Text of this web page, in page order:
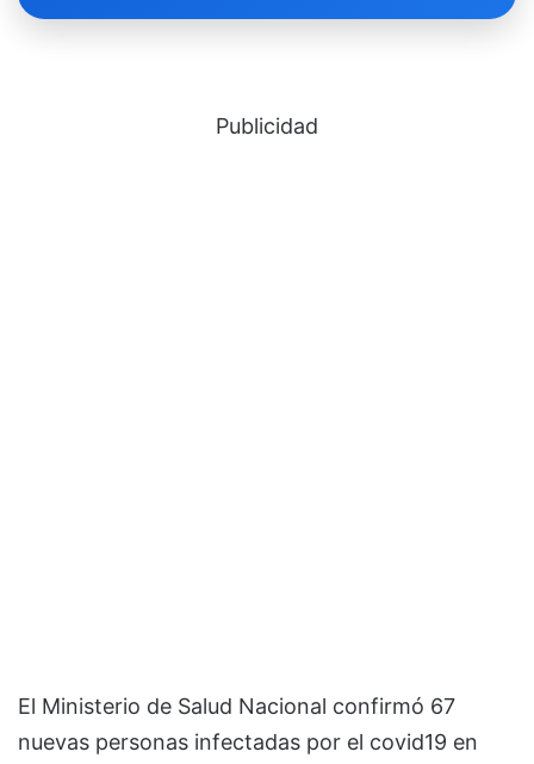
Publicidad
El Ministerio de Salud Nacional confirmó 67
nuevas personas infectadas por el covid19 en